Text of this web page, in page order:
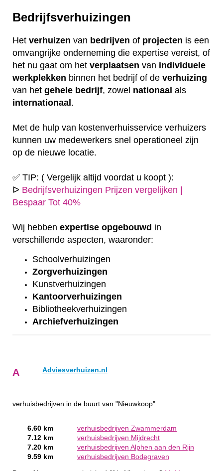
Bedrijfsverhuizingen
Het verhuizen van bedrijven of projecten is een
omvangrijke onderneming die expertise vereist, of
het nu gaat om het verplaatsen van individuele
werkplekken binnen het bedrijf of de verhuizing
van het gehele bedrijf, zowel nationaal als
internationaal .
Met de hulp van kostenverhuisservice verhuizers
kunnen uw medewerkers snel operationeel zijn
op de nieuwe locatie.
✅ TIP: ( Vergelijk altijd voordat u koopt ):
ᐅ Bedrijfsverhuizingen Prijzen vergelijken |
Bespaar Tot 40%
Wij hebben expertise opgebouwd in
verschillende aspecten, waaronder:
Schoolverhuizingen
Zorgverhuizingen
Kunstverhuizingen
Kantoorverhuizingen
Bibliotheekverhuizingen
Archiefverhuizingen
A Adviesverhuizen.nl
verhuisbedrijven in de buurt van "Nieuwkoop"
6.60 km
verhuisbedrijven Zwammerdam
7.12 km
verhuisbedrijven Mijdrecht
7.20 km
verhuisbedrijven Alphen aan den Rijn
9.59 km
verhuisbedrijven Bodegraven